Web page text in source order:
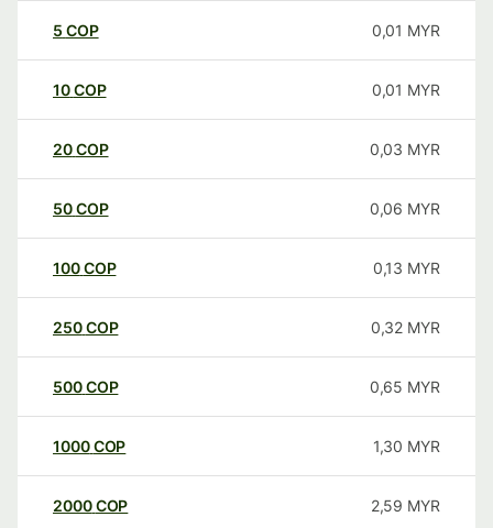
5 COP 0,01 MYR
10COP 0,01 MYR
20COP 0,03 MYR
50COP 0,06 MYR
100COP 0,13 MYR
250COP 0,32 MYR
500COP 0,65 MYR
1000COP 1,30 MYR
2000COP 2,59 MYR